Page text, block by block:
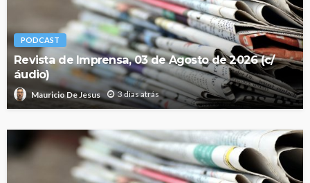
PODCAST
Revista de Imprensa, 03 de Agosto de 2026 (c/
áudio)
Mauricio De Jesus 3 dias atrás